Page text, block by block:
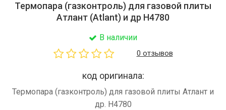
Термопара (газконтроль) для газовой плиты
Атлант (Atlant) и др H4780
В наличии
0 отзывов
код оригинала:
Термопара (газконтроль) для газовой плиты Атлант и
др. H4780